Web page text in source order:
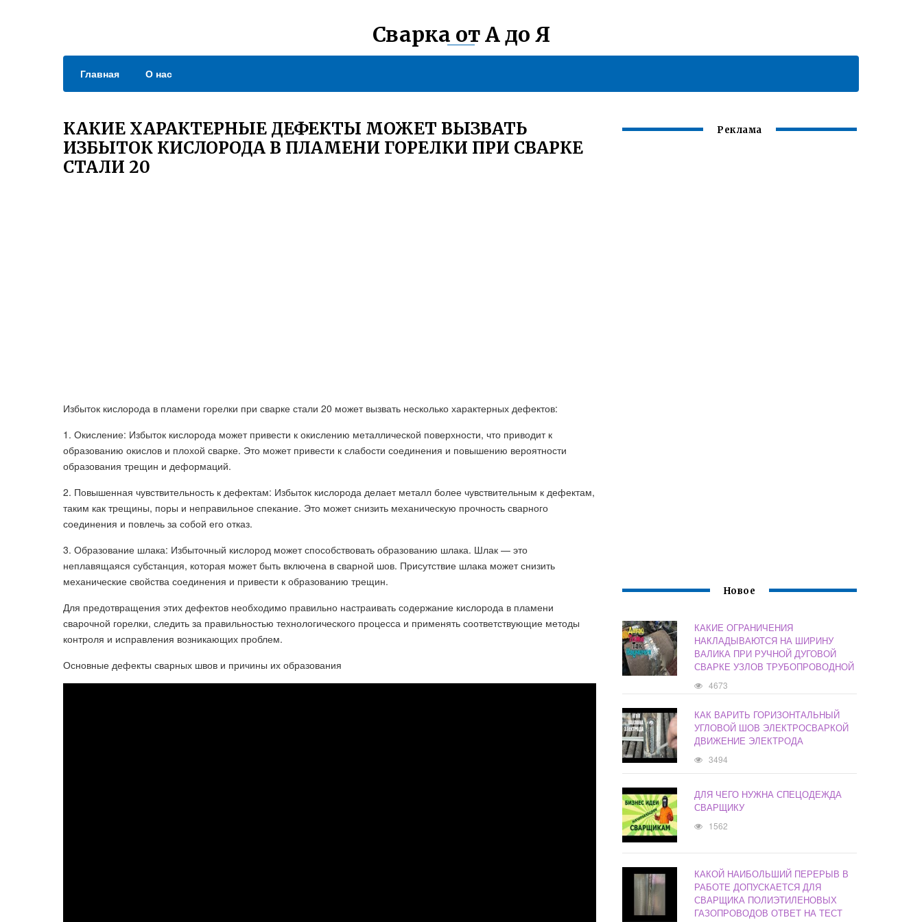
Сварка от А до Я
Главная О нас
КАКИЕ ХАРАКТЕРНЫЕ ДЕФЕКТЫ МОЖЕТ ВЫЗВАТЬ
ИЗБЫТОК КИСЛОРОДА В ПЛАМЕНИ ГОРЕЛКИ ПРИ СВАРКЕ
СТАЛИ 20
Избыток кислорода в пламени горелки при сварке стали 20 может вызвать несколько характерных дефектов:
1. Окисление: Избыток кислорода может привести к окислению металлической поверхности, что приводит к
образованию окислов и плохой сварке. Это может привести к слабости соединения и повышению вероятности
образования трещин и деформаций.
2. Повышенная чувствительность к дефектам: Избыток кислорода делает металл более чувствительным к дефектам,
таким как трещины, поры и неправильное спекание. Это может снизить механическую прочность сварного
соединения и повлечь за собой его отказ.
3. Образование шлака: Избыточный кислород может способствовать образованию шлака. Шлак — это
неплавящаяся субстанция, которая может быть включена в сварной шов. Присутствие шлака может снизить
механические свойства соединения и привести к образованию трещин.
Для предотвращения этих дефектов необходимо правильно настраивать содержание кислорода в пламени
сварочной горелки, следить за правильностью технологического процесса и применять соответствующие методы
контроля и исправления возникающих проблем.
Основные дефекты сварных швов и причины их образования
Реклама
Новое
КАКИЕ ОГРАНИЧЕНИЯ
НАКЛАДЫВАЮТСЯ НА ШИРИНУ
ВАЛИКА ПРИ РУЧНОЙ ДУГОВОЙ
СВАРКЕ УЗЛОВ ТРУБОПРОВОДНОЙ
4673
КАК ВАРИТЬ ГОРИЗОНТАЛЬНЫЙ
УГЛОВОЙ ШОВ ЭЛЕКТРОСВАРКОЙ
ДВИЖЕНИЕ ЭЛЕКТРОДА
3494
ДЛЯ ЧЕГО НУЖНА СПЕЦОДЕЖДА
СВАРЩИКУ
1562
КАКОЙ НАИБОЛЬШИЙ ПЕРЕРЫВ В
РАБОТЕ ДОПУСКАЕТСЯ ДЛЯ
СВАРЩИКА ПОЛИЭТИЛЕНОВЫХ
ГАЗОПРОВОДОВ ОТВЕТ НА ТЕСТ